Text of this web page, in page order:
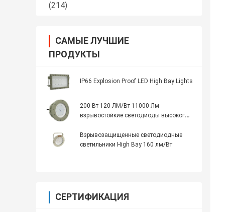
(214)
САМЫЕ ЛУЧШИЕ
ПРОДУКТЫ
IP66 Explosion Proof LED High Bay Lights
200 Вт 120 ЛМ/Вт 11000 Лм
взрывостойкие светодиоды высокого
Взрывозащищенные светодиодные
светильники High Bay 160 лм/Вт
СЕРТИФИКАЦИЯ